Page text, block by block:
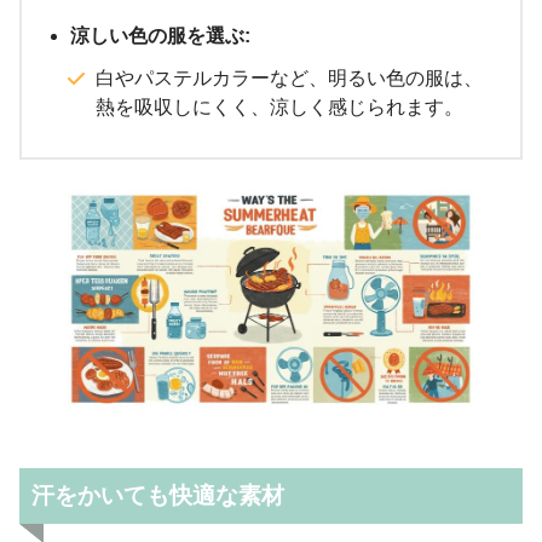
涼しい色の服を選ぶ:
白やパステルカラーなど、明るい色の服は、
熱を吸収しにくく、涼しく感じられます。
汗をかいても快適な素材